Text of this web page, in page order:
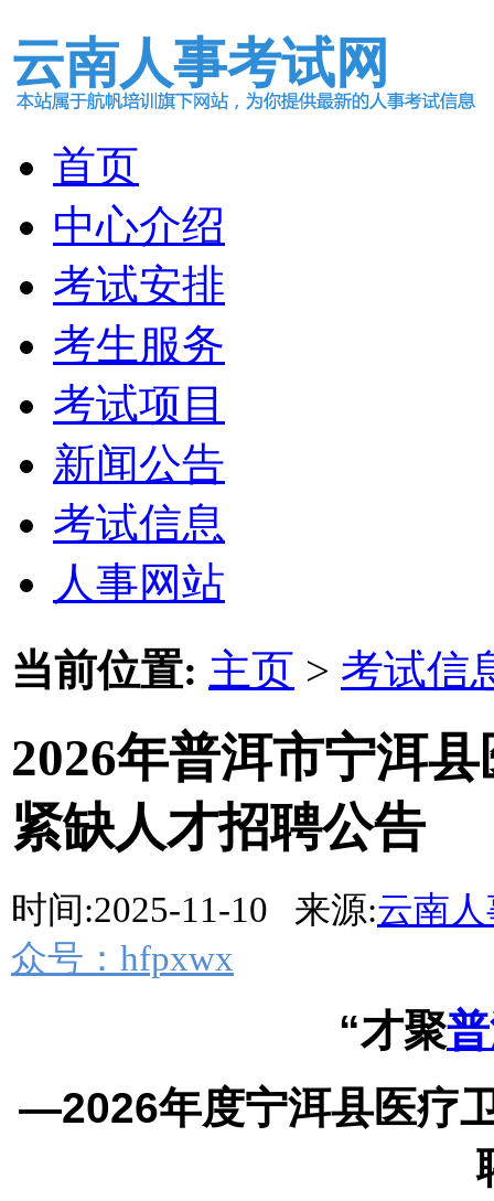
云南人事考试网
首页
中心介绍
考试安排
考生服务
考试项目
新闻公告
考试信息
人事网站
当前位置: 主页 > 考试信
2026年普洱市宁洱
紧缺人才招聘公告
时间:2025-11-10 来源:云南
众号：hfpxwx
“才聚
—2026年度宁洱县医疗